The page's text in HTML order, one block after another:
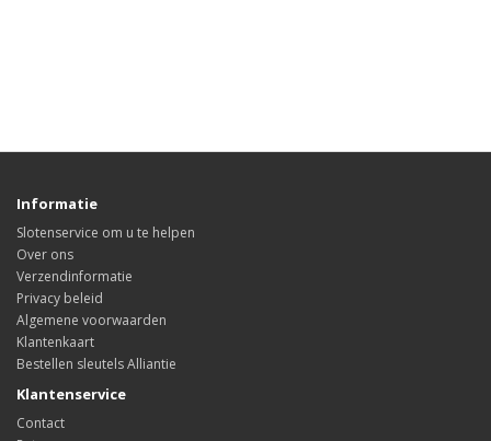
Informatie
Slotenservice om u te helpen
Over ons
Verzendinformatie
Privacy beleid
Algemene voorwaarden
Klantenkaart
Bestellen sleutels Alliantie
Klantenservice
Contact